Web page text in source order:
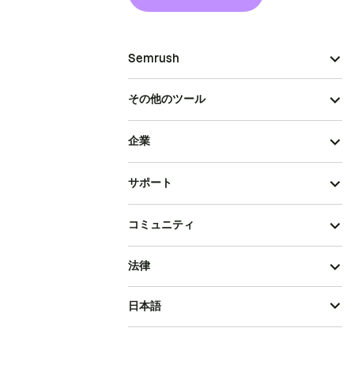
Semrush
その他のツール
企業
サポート
コミュニティ
法律
日本語